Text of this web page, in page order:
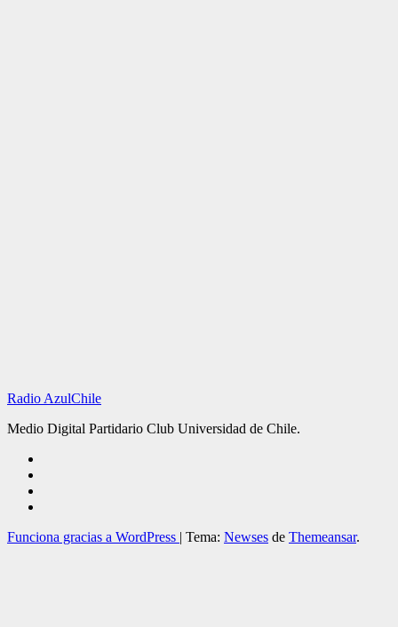
Radio AzulChile
Medio Digital Partidario Club Universidad de Chile.
Funciona gracias a WordPress | Tema: Newses de Themeansar.